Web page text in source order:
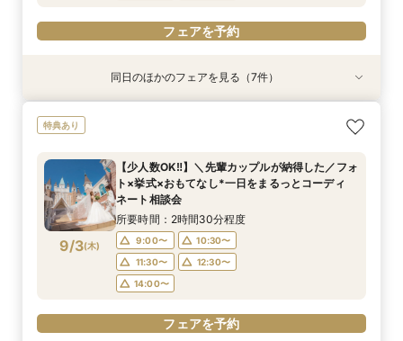
フェアを予約
9/2( 水)
【初めての見学の方におすすめ】マイナビ限定特
9:00〜
10:00〜
11:00〜
15:00〜
フェアを予約
9/2( 水)
【少人数OK‼】＼先輩カップルが納得した／フォ
所要時間：2時間30分程度
9:00〜
11:30〜
12:30〜
14:00〜
フェアを予約
9/2( 水)
＼会場使用料半額プレゼント／【6名～でも憧れ
所要時間：2時間30分程度
9:00〜
11:00〜
14:00〜
15:00〜
フェアを予約
9/2( 水)
【最大90分クイック相談】初めての見学、効率
10:00〜
11:00〜
13:00〜
16:00〜
フェアを予約
9/2( 水)
【大切なペットと叶える♪】With Petウェディン
10:00〜
12:00〜
14:00〜
17:00〜
フェアを予約
9/2( 水)
9:00〜
10:00〜
11:00〜
15:00〜
フェアを予約
9/2( 水)
迷い始めたら参加！【2件目以降に◎】会場徹底
9:00〜
10:00〜
11:00〜
15:00〜
フェアを予約
同日のほかのフェアを見る（7件）
特典あり
9/3(木)
【少人数OK‼】＼先輩カップルが納得した／フォ
ト×挙式×おもてなし*一日をまるっとコーディ
ネート相談会
所要時間：2時間30分程度
9:00〜
10:30〜
11:30〜
12:30〜
14:00〜
フェアを予約